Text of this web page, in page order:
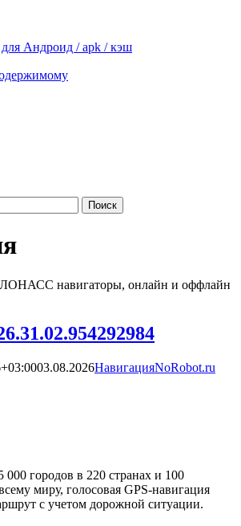
Андроид / apk / кэш
навигаторы, онлайн и оффлайн
03.08.2026НавигацияNoRobot.ru
городов в 220 странах и 100
миру, голосовая GPS-навигация
с учетом дорожной ситуации.